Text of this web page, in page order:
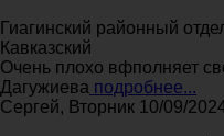
Гиагинский районный
Кавказский
Очень плохо вфполняет
Дагужиева подробнее...
Сергей, Вторник 10/09/